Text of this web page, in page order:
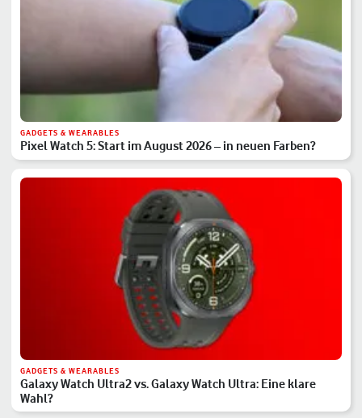
GADGETS & WEARABLES
Pixel Watch 5: Start im August 2026 – in neuen Farben?
GADGETS & WEARABLES
Galaxy Watch Ultra2 vs. Galaxy Watch Ultra: Eine klare
Wahl?